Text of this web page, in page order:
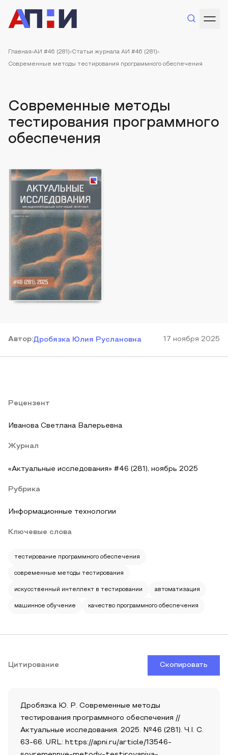
Главная АИ #46 (281) Статьи журнала АИ #46 (281)
Современные методы тестирования программного обеспечения
Современные методы
тестирования программного
обеспечения
Автор:Дробязка Юлия Руслановна 17 ноября 2025
Рецензент
Иванова Светлана Валерьевна
Журнал
«Актуальные исследования» #46 (281), ноябрь 2025
Рубрика
Информационные технологии
Ключевые слова
тестирование программного обеспечения
современные методы тестирования
искусственный интеллект в тестировании автоматизация
машинное обучение качество программного обеспечения
Цитирование Скопировать
Дробязка Ю. Р. Современные методы
тестирования программного обеспечения //
Актуальные исследования. 2025. №46 (281). Ч.I. С.
63-66. URL: https://apni.ru/article/13546-